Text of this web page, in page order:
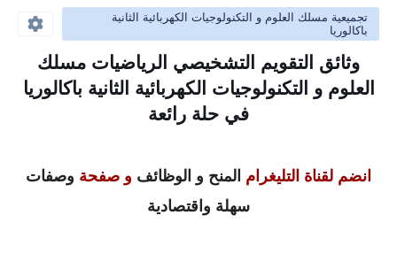
تجميعية مسلك العلوم و التكنولوجيات الكهربائية الثانية
باكالوريا
وثائق التقويم التشخيصي الرياضيات مسلك
العلوم و التكنولوجيات الكهربائية الثانية باكالوريا
في حلة رائعة
انضم لقناة التليغرام المنح و الوظائف و صفحة وصفات
سهلة واقتصادية